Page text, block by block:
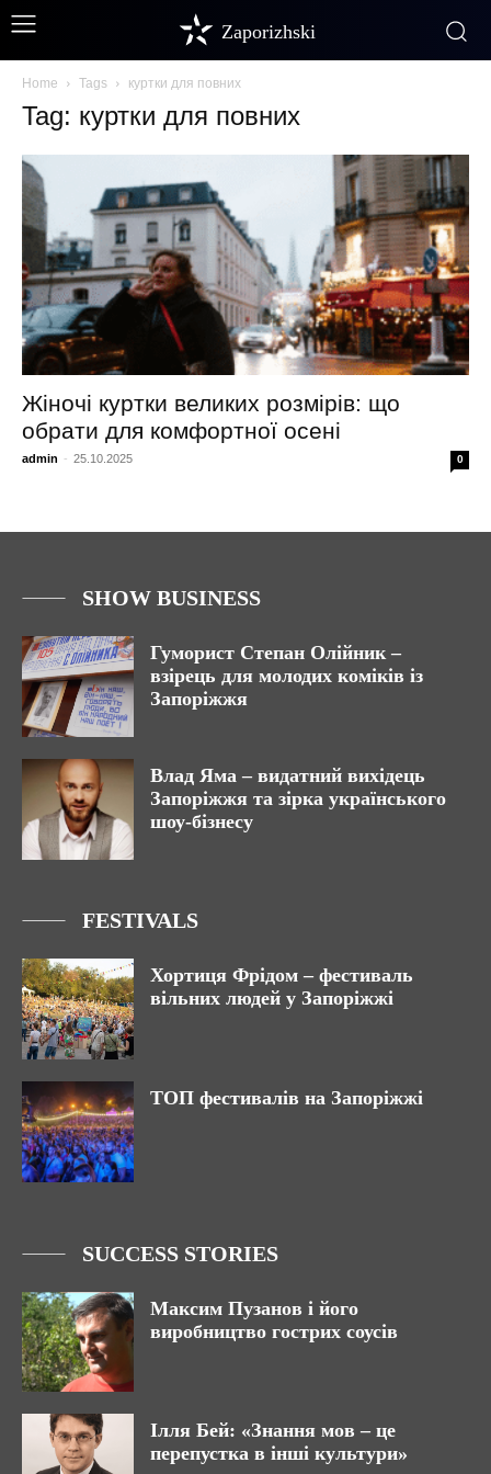
Zaporizhski
Home Tags куртки для повних
Tag: куртки для повних
Жіночі куртки великих розмірів: що
обрати для комфортної осені
admin - 25.10.2025 0
SHOW BUSINESS
Гуморист Степан Олійник –
взірець для молодих коміків із
Запоріжжя
Влад Яма – видатний вихідець
Запоріжжя та зірка українського
шоу-бізнесу
FESTIVALS
Хортиця Фрідом – фестиваль
вільних людей у Запоріжжі
ТОП фестивалів на Запоріжжі
SUCCESS STORIES
Максим Пузанов і його
виробництво гострих соусів
Ілля Бей: «Знання мов – це
перепустка в інші культури»